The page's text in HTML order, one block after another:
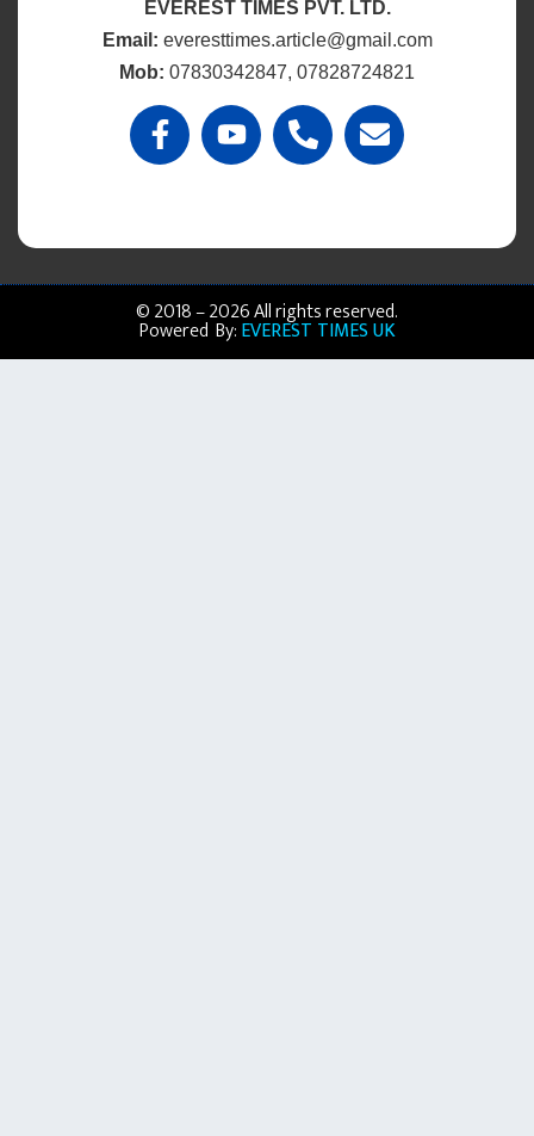
EVEREST TIMES PVT. LTD.
Email: everesttimes.article@gmail.com
Mob: 07830342847, 07828724821
© 2018 – 2026 All rights reserved.
Powered By:EVEREST TIMES UK